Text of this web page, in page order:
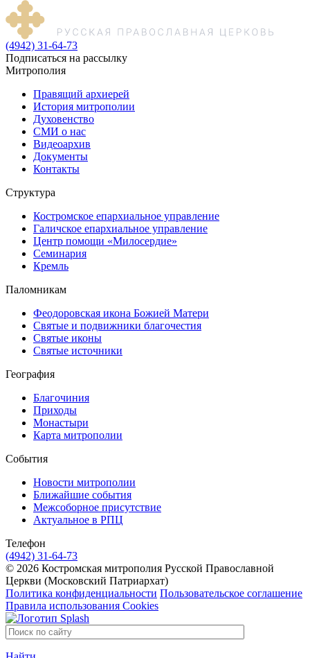
(4942) 31-64-73
Подписаться на рассылку
Митрополия
Правящий архиерей
История митрополии
Духовенство
СМИ о нас
Видеоархив
Документы
Контакты
Структура
Костромское епархиальное управление
Галичское епархиальное управление
Центр помощи «Милосердие»
Семинария
Кремль
Паломникам
Феодоровская икона Божией Матери
Святые и подвижники благочестия
Святые иконы
Святые источники
География
Благочиния
Приходы
Монастыри
Карта митрополии
События
Новости митрополии
Ближайшие события
Межсоборное присутствие
Актуальное в РПЦ
Телефон
(4942) 31-64-73
© 2026 Костромская митрополия Русской Православной
Церкви (Московский Патриархат)
Политика конфиденциальности Пользовательское соглашение
Правила использования Cookies